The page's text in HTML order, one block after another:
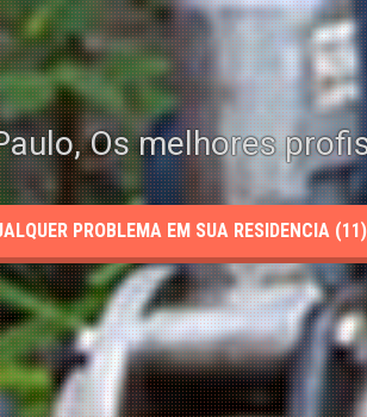
Os melhores
PROBLEMA EM SUA RESIDENCIA